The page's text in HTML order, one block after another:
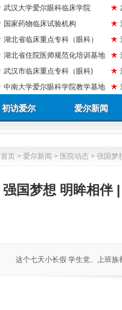
武汉大学爱尔眼科临床学院
国家药物临床试验机构
湖北省临床重点专科（眼科）
湖北省住院医师规范化培训基地
武汉市临床重点专科（眼科)
中南大学爱尔眼科学院教学基地
初访爱尔 爱尔新闻
首页 > 爱尔新闻 > 医院动态 > 强国梦
强国梦想 明眸相伴
这个七天小长假 ​学生党、上班